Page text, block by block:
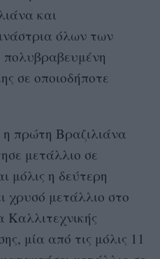
και
όλων των
πολυβραβευμένη
σε οποιοδήποτε
η πρώτη Βραζιλιάνα
μετάλλιο σε
μόλις η δεύτερη
χρυσό μετάλλιο στο
μία από τις μόλις 11